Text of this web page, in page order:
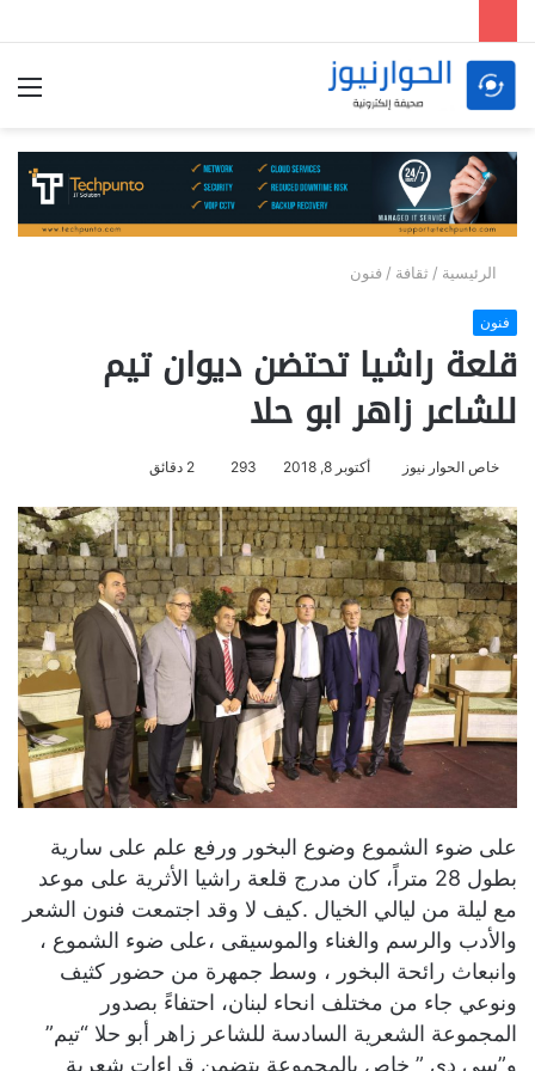
الرئيسية / ثقافة / فنون
فنون
قلعة راشيا تحتضن ديوان تيم
للشاعر زاهر ابو حلا
خاص الحوار نيوز أكتوبر 8, 2018 293
على ضوء الشموع وضوع البخور ورفع علم على سارية
بطول 28 متراً، كان مدرج قلعة راشيا الأثرية على موعد
مع ليلة من ليالي الخيال .كيف لا وقد اجتمعت فنون الشعر
والأدب والرسم والغناء والموسيقى ،على ضوء الشموع ،
وانبعاث رائحة البخور ، وسط جمهرة من حضور كثيف
ونوعي جاء من مختلف انحاء لبنان، احتفاءً بصدور
المجموعة الشعرية السادسة للشاعر زاهر أبو حلا “تيم”
و”سي دي ” خاص بالمجموعة يتضمن قراءات شعرية